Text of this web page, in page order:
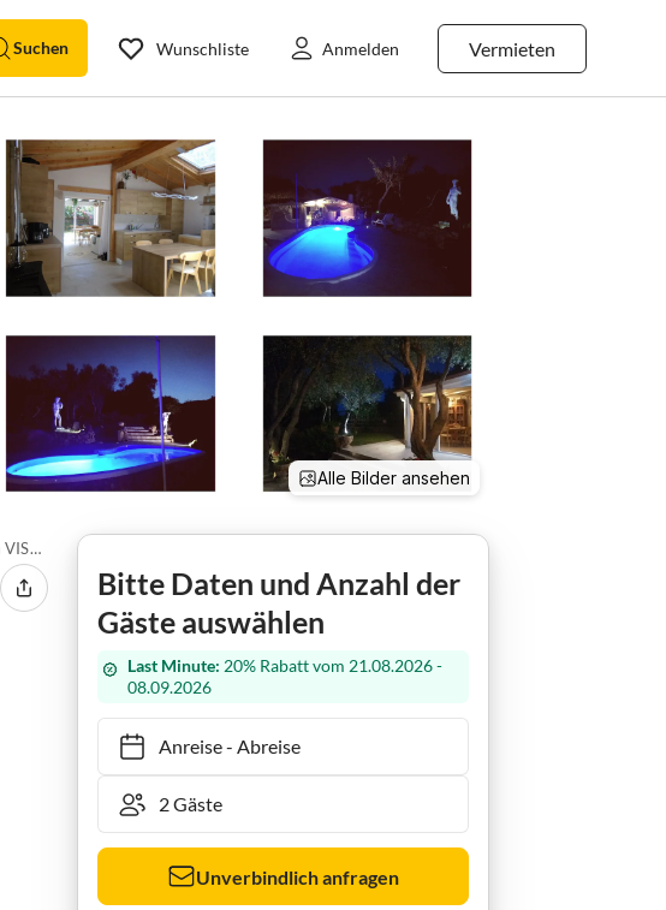
Suchen Vermieten
Wunschliste Anmelden
Alle Bilder ansehen
Holiday house Wellnessvilla VISTA MARE
Bitte Daten und Anzahl der
Gäste auswählen
Last Minute: 20% Rabatt vom 21.08.2026 -
08.09.2026
Anreise- Abreise
Unverbindlich anfragen